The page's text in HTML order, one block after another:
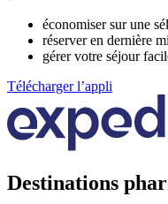
économiser sur une
réserver en dernière
gérer votre séjour
Télécharger l’appli
Destinations